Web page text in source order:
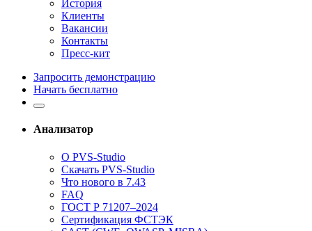
История
Клиенты
Вакансии
Контакты
Пресс-кит
Запросить демонстрацию
Начать бесплатно
Анализатор
О PVS-Studio
Скачать PVS-Studio
Что нового в 7.43
FAQ
ГОСТ Р 71207–2024
Сертификация ФСТЭК